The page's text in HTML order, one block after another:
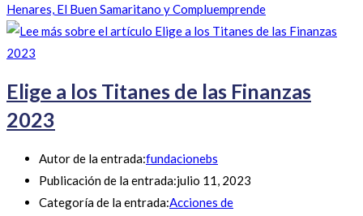
Henares, El Buen Samaritano y Compluemprende
Elige a los Titanes de las Finanzas
2023
Autor de la entrada:fundacionebs
Publicación de la entrada:julio 11, 2023
Categoría de la entrada:Acciones de